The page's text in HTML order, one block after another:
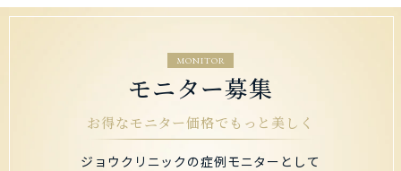
MONITOR
モニター募集
お得なモニター価格でもっと美しく
ジョウクリニックの症例モニターとして